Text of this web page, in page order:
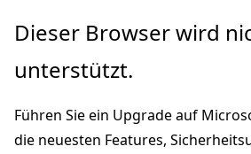
Zu
wechseln
Zur
springen
Dieser Browser wird
unterstützt.
Führen Sie ein Upgrade auf
die neuesten Features,